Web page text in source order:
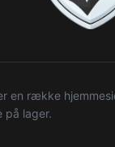
en række
på lager.